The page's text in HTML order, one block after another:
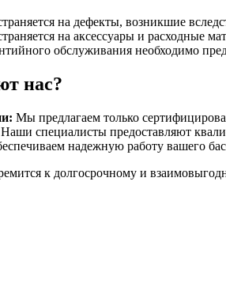
на дефекты, возникшие
на аксессуары и расходные
обслуживания необходимо
нас?
Мы предлагаем только
Наши специалисты предоставляют
надежную работу вашего
к долгосрочному и